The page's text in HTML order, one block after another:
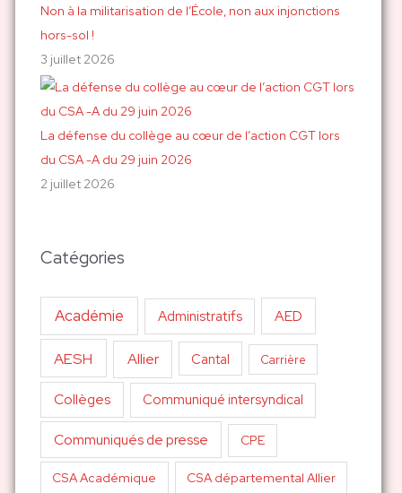
Non à la militarisation de l’École, non aux injonctions
hors-sol !
3 juillet 2026
La défense du collège au cœur de l’action CGT lors
du CSA -A du 29 juin 2026
2 juillet 2026
Catégories
Académie Administratifs AED
AESH Allier Cantal Carrière
Collèges Communiqué intersyndical
Communiqués de presse CPE
CSA Académique CSA départemental Allier